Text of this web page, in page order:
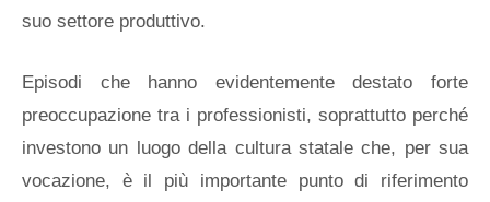
suo settore produttivo.
Episodi che hanno evidentemente destato forte
preoccupazione tra i professionisti, soprattutto perché
investono un luogo della cultura statale che, per sua
vocazione, è il più importante punto di riferimento